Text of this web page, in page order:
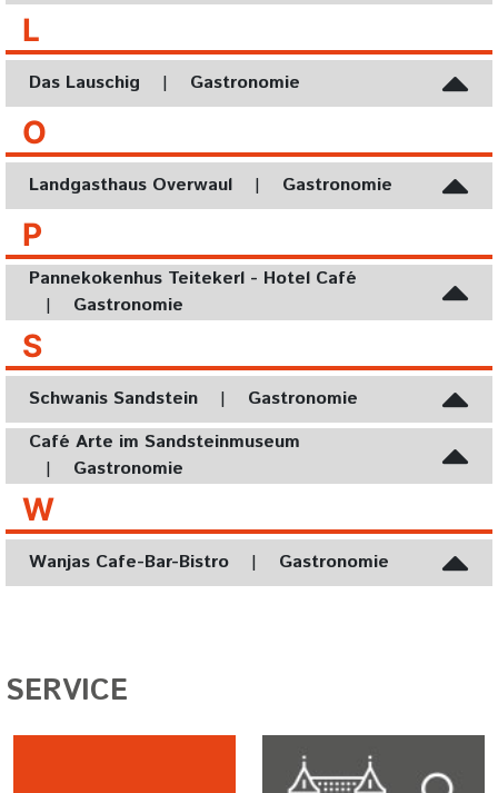
L
Das Lauschig | Gastronomie
O
Landgasthaus Overwaul | Gastronomie
P
Pannekokenhus Teitekerl - Hotel Café
|
Gastronomie
S
Schwanis Sandstein |
Gastronomie
Café Arte im Sandsteinmuseum
|
Gastronomie
W
Wanjas Cafe-Bar-Bistro | Gastronomie
SERVICE